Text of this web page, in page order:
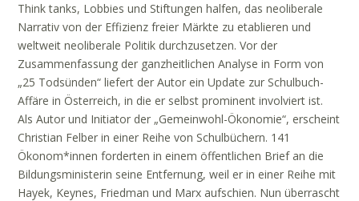
Think tanks, Lobbies und Stiftungen halfen, das neoliberale
Narrativ von der Effizienz freier Märkte zu etablieren und
weltweit neoliberale Politik durchzusetzen. Vor der
Zusammenfassung der ganzheitlichen Analyse in Form von
„25 Todsünden“ liefert der Autor ein Update zur Schulbuch-
Affäre in Österreich, in die er selbst prominent involviert ist.
Als Autor und Initiator der „Gemeinwohl-Ökonomie“, erscheint
Christian Felber in einer Reihe von Schulbüchern. 141
Ökonom*innen forderten in einem öffentlichen Brief an die
Bildungsministerin seine Entfernung, weil er in einer Reihe mit
Hayek, Keynes, Friedman und Marx aufschien. Nun überrascht